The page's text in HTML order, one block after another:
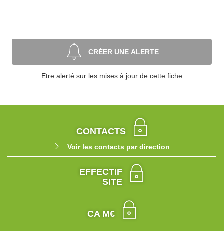
CRÉER UNE ALERTE
Etre alerté sur les mises à jour de cette fiche
CONTACTS
Voir les contacts par direction
EFFECTIF
SITE
CA M€